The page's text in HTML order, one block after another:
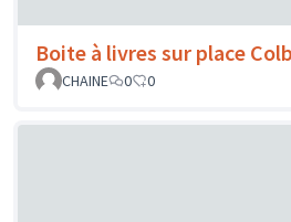
Boite à livres sur place
CHAINE
0 0